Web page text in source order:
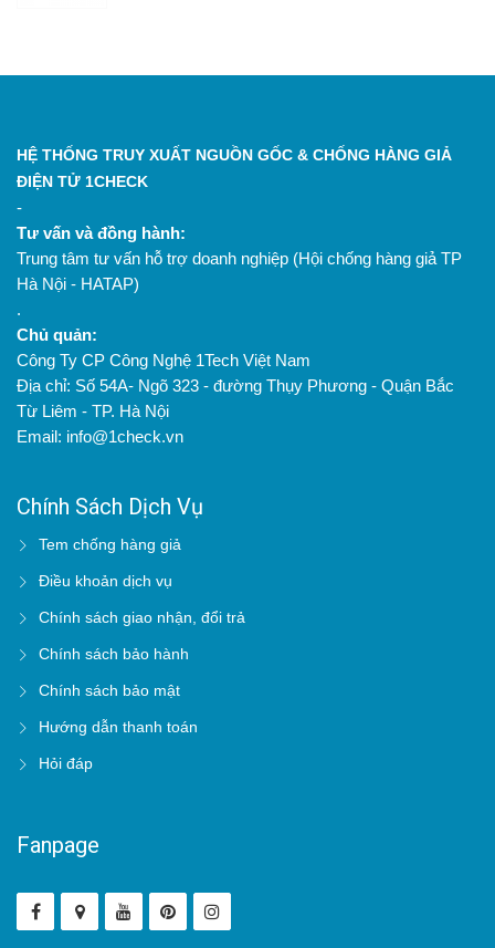
HỆ THỐNG TRUY XUẤT NGUỒN GỐC & CHỐNG HÀNG GIẢ
ĐIỆN TỬ 1CHECK
-
Tư vấn và đồng hành:
Trung tâm tư vấn hỗ trợ doanh nghiệp (Hội chống hàng giả TP
Hà Nội - HATAP)
.
Chủ quản:
Công Ty CP Công Nghệ 1Tech Việt Nam
Địa chỉ: Số 54A- Ngõ 323 - đường Thụy Phương - Quận Bắc
Từ Liêm - TP. Hà Nội
Email: info@1check.vn
Chính Sách Dịch Vụ
Tem chống hàng giả
Điều khoản dịch vụ
Chính sách giao nhận, đổi trả
Chính sách bảo hành
Chính sách bảo mật
Hướng dẫn thanh toán
Hỏi đáp
Fanpage